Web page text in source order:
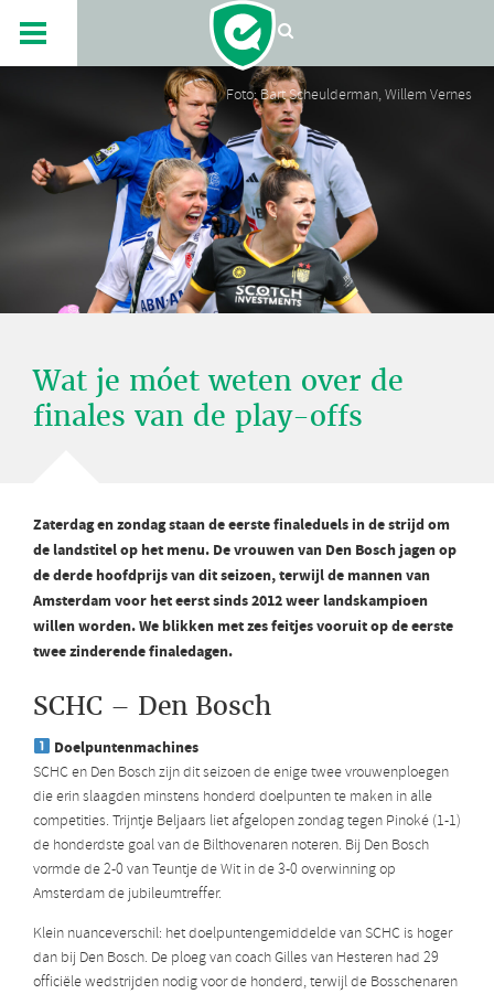
Foto: Bart Scheulderman, Willem Vernes
Wat je móet weten over de
finales van de play-offs
Zaterdag en zondag staan de eerste finaleduels in de strijd om
de landstitel op het menu. De vrouwen van Den Bosch jagen op
de derde hoofdprijs van dit seizoen, terwijl de mannen van
Amsterdam voor het eerst sinds 2012 weer landskampioen
willen worden. We blikken met zes feitjes vooruit op de eerste
twee zinderende finaledagen.
SCHC – Den Bosch
Doelpuntenmachines
SCHC en Den Bosch zijn dit seizoen de enige twee vrouwenploegen
die erin slaagden minstens honderd doelpunten te maken in alle
competities. Trijntje Beljaars liet afgelopen zondag tegen Pinoké (1-1)
de honderdste goal van de Bilthovenaren noteren. Bij Den Bosch
vormde de 2-0 van Teuntje de Wit in de 3-0 overwinning op
Amsterdam de jubileumtreffer.
Klein nuanceverschil: het doelpuntengemiddelde van SCHC is hoger
dan bij Den Bosch. De ploeg van coach Gilles van Hesteren had 29
officiële wedstrijden nodig voor de honderd, terwijl de Bosschenaren